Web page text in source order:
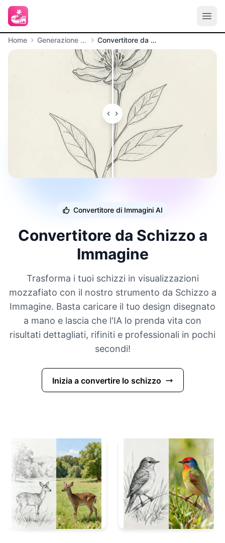
Home Generazione di immagini Convertitore da Schizzo a Immagine
Convertitore di Immagini AI
Convertitore da Schizzo a
Immagine
Trasforma i tuoi schizzi in visualizzazioni
mozzafiato con il nostro strumento da Schizzo a
Immagine. Basta caricare il tuo design disegnato
a mano e lascia che l'IA lo prenda vita con
risultati dettagliati, rifiniti e professionali in pochi
secondi!
Inizia a convertire lo schizzo